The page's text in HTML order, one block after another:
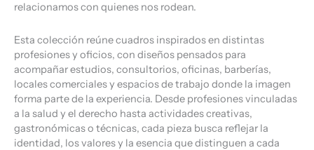
relacionamos con quienes nos rodean.
Esta colección reúne cuadros inspirados en distintas
profesiones y oficios, con diseños pensados para
acompañar estudios, consultorios, oficinas, barberías,
locales comerciales y espacios de trabajo donde la imagen
forma parte de la experiencia. Desde profesiones vinculadas
a la salud y el derecho hasta actividades creativas,
gastronómicas o técnicas, cada pieza busca reflejar la
identidad, los valores y la esencia que distinguen a cada